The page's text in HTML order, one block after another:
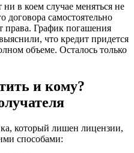
в коем случае меняться не
договора самостоятельно
права. График погашения
что кредит придется
объеме. Осталось только
и кому?
который лишен лицензии,
способами: